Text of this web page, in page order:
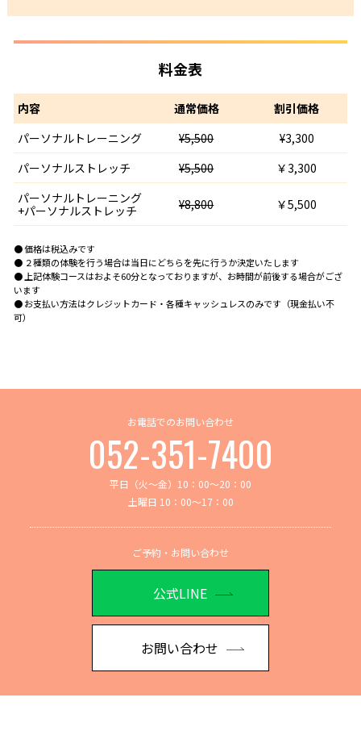
料金表
内容 通常価格
割引価格
パーソナルトレーニング
¥5,500
¥3,300
パーソナルストレッチ
¥5,500
￥3,300
パーソナルトレーニング
+パーソナルストレッチ
¥8,800 ￥5,500
● 価格は税込みです
● ２種類の体験を行う場合は当日にどちらを先に行うか決定いたします
● 上記体験コースはおよそ60分となっておりますが、お時間が前後する場合がござ
います
● お支払い方法はクレジットカード・各種キャッシュレスのみです（現金払い不
可）
お電話でのお問い合わせ
052-351-7400
平日（火～金）10：00～20：00
土曜日 10：00～17：00
ご予約・お問い合わせ
公式LINE
お問い合わせ